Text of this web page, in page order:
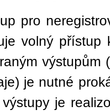
pro
volný
výstupům
je nutné
je